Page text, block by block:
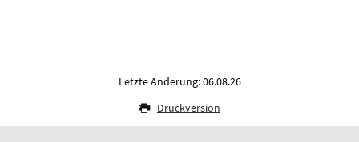
Letzte Änderung: 06.08.26
Druckversion